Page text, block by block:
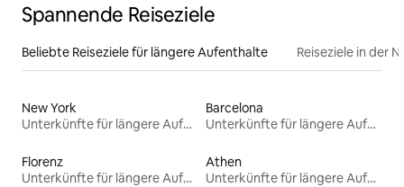
Spannende Reiseziele
Beliebte Reiseziele für längere Aufenthalte Reiseziele in der
New York
Unterkünfte für längere Aufenthalte
Barcelona
Unterkünfte für längere Aufenthalte
Florenz
Unterkünfte für längere Aufenthalte
Athen
Unterkünfte für längere Aufenthalte